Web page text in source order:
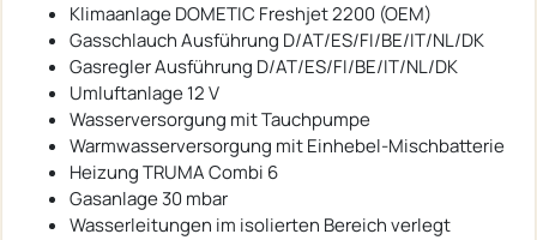
Klimaanlage DOMETIC Freshjet 2200 (OEM)
Gasschlauch Ausführung D/AT/ES/FI/BE/IT/NL/DK
Gasregler Ausführung D/AT/ES/FI/BE/IT/NL/DK
Umluftanlage 12 V
Wasserversorgung mit Tauchpumpe
Warmwasserversorgung mit Einhebel-Mischbatterie
Heizung TRUMA Combi 6
Gasanlage 30 mbar
Wasserleitungen im isolierten Bereich verlegt